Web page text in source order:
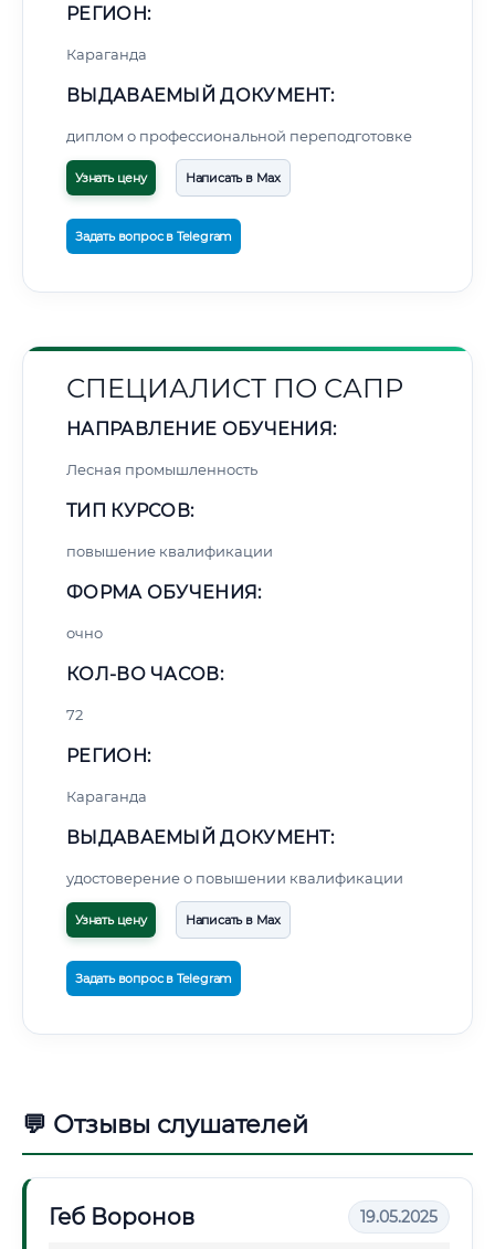
РЕГИОН:
Караганда
ВЫДАВАЕМЫЙ ДОКУМЕНТ:
диплом о профессиональной переподготовке
Узнать цену Написать в Max
Задать вопрос в Telegram
СПЕЦИАЛИСТ ПО САПР
НАПРАВЛЕНИЕ ОБУЧЕНИЯ:
Лесная промышленность
ТИП КУРСОВ:
повышение квалификации
ФОРМА ОБУЧЕНИЯ:
очно
КОЛ-ВО ЧАСОВ:
72
РЕГИОН:
Караганда
ВЫДАВАЕМЫЙ ДОКУМЕНТ:
удостоверение о повышении квалификации
Узнать цену Написать в Max
Задать вопрос в Telegram
💬 Отзывы слушателей
Геб Воронов 19.05.2025